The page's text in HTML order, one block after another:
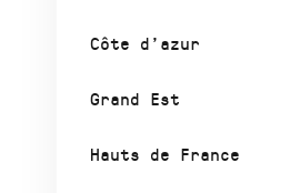
Côte d’azur
Grand Est
Hauts de France